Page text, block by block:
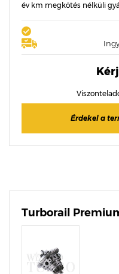
év km megkötés nélküli
Érdekel a
Turborail